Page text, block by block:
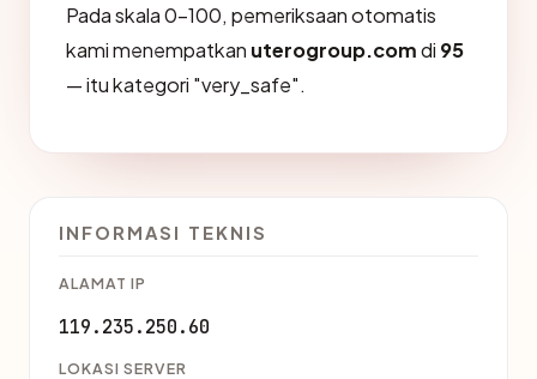
Pada skala 0-100, pemeriksaan otomatis
kami menempatkan uterogroup.comdi 95
— itu kategori "very_safe".
INFORMASI TEKNIS
ALAMAT IP
119.235.250.60
LOKASI SERVER